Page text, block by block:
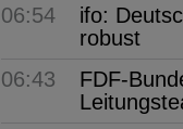
06:54
ifo:
robust
06:43
FDF-